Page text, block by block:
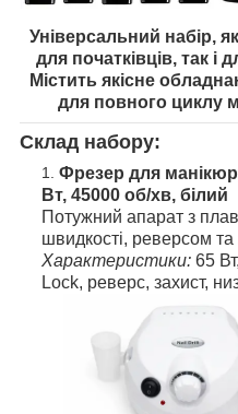
Універсальний набір,
для початківців, так і
Містить якісне
для повного циклу
Склад набору:
Фрезер для
Вт, 45000 об/хв, білий
Потужний апарат з
швидкості, реверсом та
Характеристики: 65
Lock, реверс, захист,